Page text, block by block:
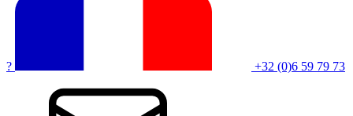
? +32 (0)6 59 79 73